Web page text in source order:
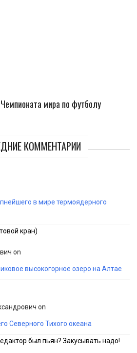
мира по футболу
КОММЕНТАРИИ
в мире термоядерного
кран)
on
высокогорное озеро на Алтае
on
Северного Тихого океана
был пьян? Закусывать надо!